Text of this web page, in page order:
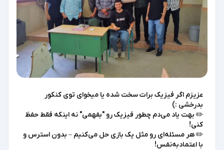
عزیزم اگر فیزیک برات سخت شده یا میخوای توی کنکور
بدرخشی :)
✏️ بهت یاد می‌دم چطور فیزیک رو "بفهمی" نه اینکه فقط حفظ
کنی!
✏️ هر مسئله‌ای رو مثل یک بازی حل می‌کنیم – بدون استرس و
با اعتمادبه‌نفس!